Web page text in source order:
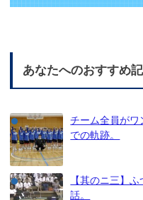
あなたへのおすすめ
チーム全員がワ
での軌跡。
【其のニ三】
話。